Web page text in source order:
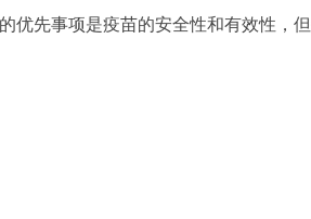
优先事项是疫苗的安全性和有效性，